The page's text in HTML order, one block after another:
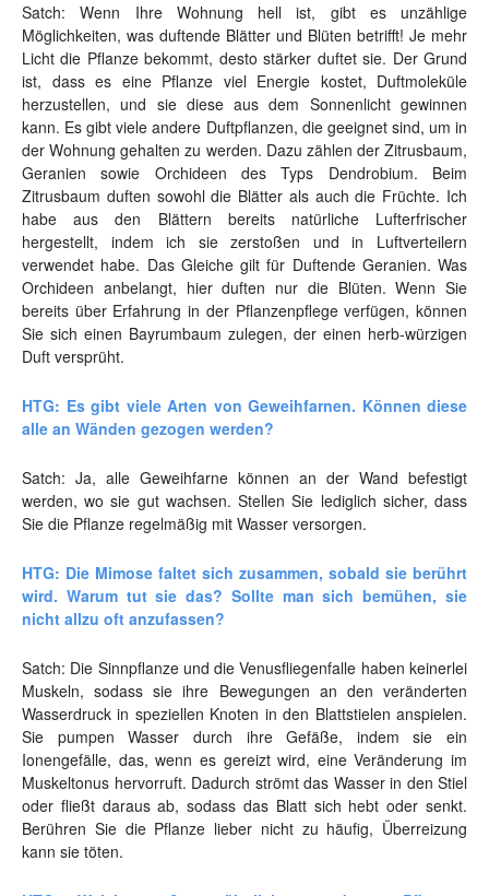
Satch: Wenn Ihre Wohnung hell ist, gibt es unzählige
Möglichkeiten, was duftende Blätter und Blüten betrifft! Je mehr
Licht die Pflanze bekommt, desto stärker duftet sie. Der Grund
ist, dass es eine Pflanze viel Energie kostet, Duftmoleküle
herzustellen, und sie diese aus dem Sonnenlicht gewinnen
kann. Es gibt viele andere Duftpflanzen, die geeignet sind, um in
der Wohnung gehalten zu werden. Dazu zählen der Zitrusbaum,
Geranien sowie Orchideen des Typs Dendrobium. Beim
Zitrusbaum duften sowohl die Blätter als auch die Früchte. Ich
habe aus den Blättern bereits natürliche Lufterfrischer
hergestellt, indem ich sie zerstoßen und in Luftverteilern
verwendet habe. Das Gleiche gilt für Duftende Geranien. Was
Orchideen anbelangt, hier duften nur die Blüten. Wenn Sie
bereits über Erfahrung in der Pflanzenpflege verfügen, können
Sie sich einen Bayrumbaum zulegen, der einen herb-würzigen
Duft versprüht.
HTG: Es gibt viele Arten von Geweihfarnen. Können diese
alle an Wänden gezogen werden?
Satch: Ja, alle Geweihfarne können an der Wand befestigt
werden, wo sie gut wachsen. Stellen Sie lediglich sicher, dass
Sie die Pflanze regelmäßig mit Wasser versorgen.
HTG: Die Mimose faltet sich zusammen, sobald sie berührt
wird. Warum tut sie das? Sollte man sich bemühen, sie
nicht allzu oft anzufassen?
Satch: Die Sinnpflanze und die Venusfliegenfalle haben keinerlei
Muskeln, sodass sie ihre Bewegungen an den veränderten
Wasserdruck in speziellen Knoten in den Blattstielen anspielen.
Sie pumpen Wasser durch ihre Gefäße, indem sie ein
Ionengefälle, das, wenn es gereizt wird, eine Veränderung im
Muskeltonus hervorruft. Dadurch strömt das Wasser in den Stiel
oder fließt daraus ab, sodass das Blatt sich hebt oder senkt.
Berühren Sie die Pflanze lieber nicht zu häufig, Überreizung
kann sie töten.